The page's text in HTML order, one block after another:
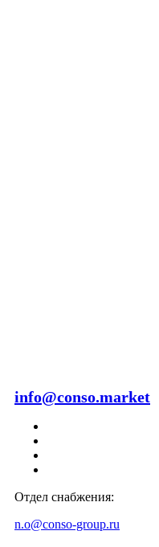
info@conso.market
Отдел снабжения:
n.o@conso-group.ru